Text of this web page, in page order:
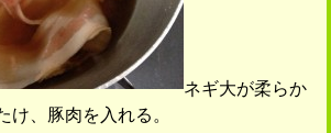
ネギ大が柔らか
け、豚肉を入れる。